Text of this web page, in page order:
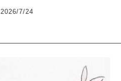
2026/7/24